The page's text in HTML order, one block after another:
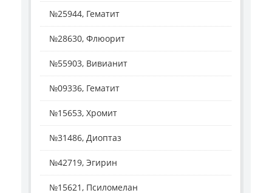
№25944, Гематит
№28630, Флюорит
№55903, Вивианит
№09336, Гематит
№15653, Хромит
№31486, Диоптаз
№42719, Эгирин
№15621, Псиломелан